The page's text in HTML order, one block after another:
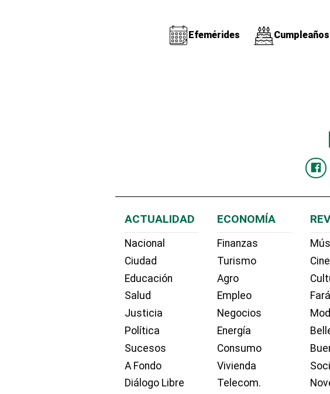
Efemérides Cumpleaños
ACTUALIDAD
Nacional
Ciudad
Educación
Salud
Justicia
Política
Sucesos
A Fondo
Diálogo Libre
ECONOMÍA
Finanzas
Turismo
Agro
Empleo
Negocios
Energía
Consumo
Vivienda
Telecom.
Cine